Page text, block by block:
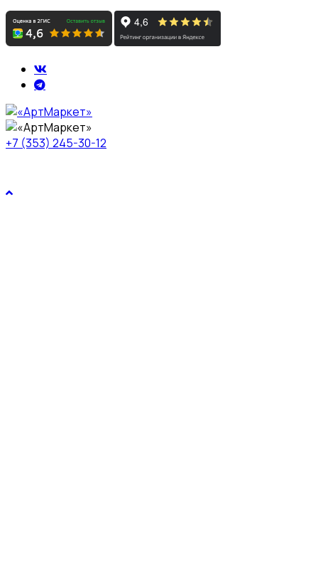
+7 (353) 245-30-12